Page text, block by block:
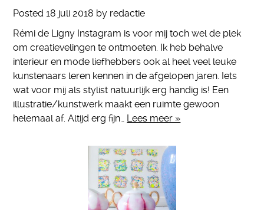
Posted18 juli 2018 by redactie
Rémi de Ligny Instagram is voor mij toch wel de plek
om creatievelingen te ontmoeten. Ik heb behalve
interieur en mode liefhebbers ook al heel veel leuke
kunstenaars leren kennen in de afgelopen jaren. Iets
wat voor mij als stylist natuurlijk erg handig is! Een
illustratie/kunstwerk maakt een ruimte gewoon
helemaal af. Altijd erg fijn… Lees meer »